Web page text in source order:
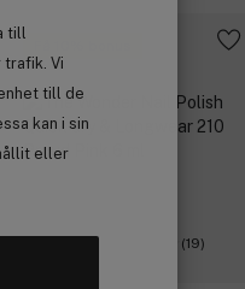
till
trafik. Vi
till de
kan i sin
eller
(19)